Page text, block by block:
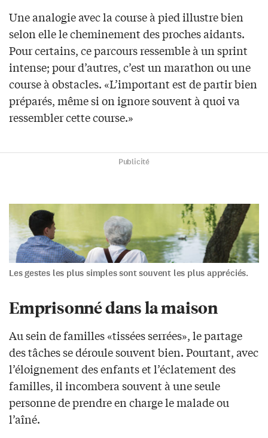
Une analogie avec la course à pied illustre bien
selon elle le cheminement des proches aidants.
Pour certains, ce parcours ressemble à un sprint
intense; pour d’autres, c’est un marathon ou une
course à obstacles. «L’important est de partir bien
préparés, même si on ignore souvent à quoi va
ressembler cette course.»
Publicité
Les gestes les plus simples sont souvent les plus appréciés.
Emprisonné dans la maison
Au sein de familles «tissées serrées», le partage
des tâches se déroule souvent bien. Pourtant, avec
l’éloignement des enfants et l’éclatement des
familles, il incombera souvent à une seule
personne de prendre en charge le malade ou
l’aîné.